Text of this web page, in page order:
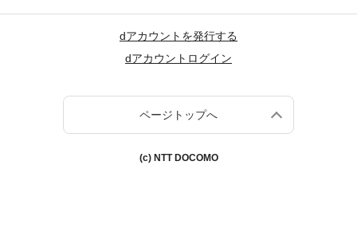
dアカウントを発行する
dアカウントログイン
ページトップへ
(c) NTT DOCOMO